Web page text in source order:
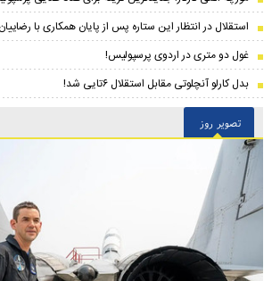
استقلال در انتظار این ستاره پس از پایان همکاری با رضاییان
غول دو متری در اردوی پرسپولیس!
بدل کارلو آنچلوتی مقابل استقلال ۶تایی شد!
تصویر روز